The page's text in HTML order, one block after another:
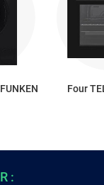
Four
: